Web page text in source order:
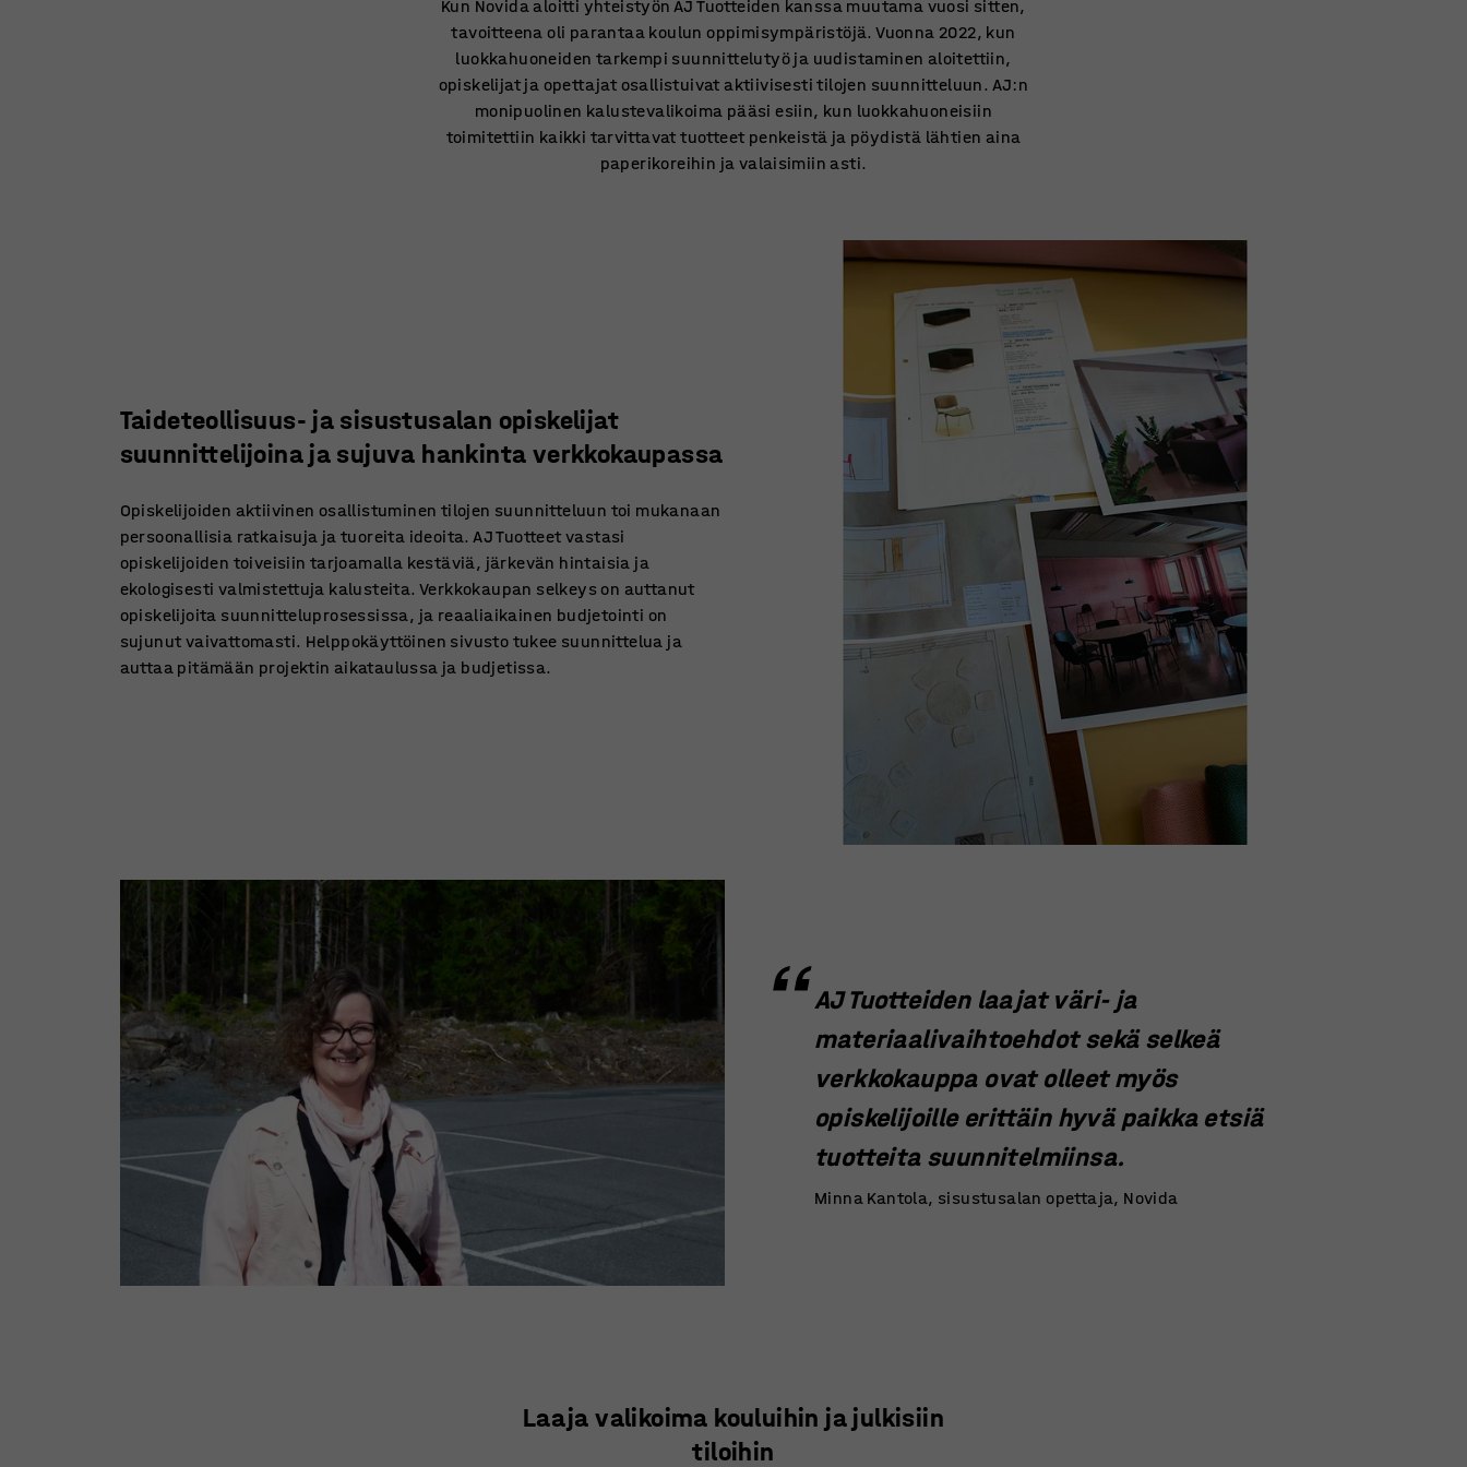
Kun Novida aloitti yhteistyön AJ Tuotteiden kanssa muutama vuosi sitten,
tavoitteena oli parantaa koulun oppimisympäristöjä. Vuonna 2022, kun
luokkahuoneiden tarkempi suunnittelutyö ja uudistaminen aloitettiin,
opiskelijat ja opettajat osallistuivat aktiivisesti tilojen suunnitteluun. AJ:n
monipuolinen kalustevalikoima pääsi esiin, kun luokkahuoneisiin
toimitettiin kaikki tarvittavat tuotteet penkeistä ja pöydistä lähtien aina
paperikoreihin ja valaisimiin asti.
Taideteollisuus- ja sisustusalan opiskelijat
suunnittelijoina ja sujuva hankinta verkkokaupassa
Opiskelijoiden aktiivinen osallistuminen tilojen suunnitteluun toi mukanaan
persoonallisia ratkaisuja ja tuoreita ideoita. AJ Tuotteet vastasi
opiskelijoiden toiveisiin tarjoamalla kestäviä, järkevän hintaisia ja
ekologisesti valmistettuja kalusteita. Verkkokaupan selkeys on auttanut
opiskelijoita suunnitteluprosessissa, ja reaaliaikainen budjetointi on
sujunut vaivattomasti. Helppokäyttöinen sivusto tukee suunnittelua ja
auttaa pitämään projektin aikataulussa ja budjetissa.
AJ Tuotteiden laajat väri- ja
materiaalivaihtoehdot sekä selkeä
verkkokauppa ovat olleet myös
opiskelijoille erittäin hyvä paikka etsiä
tuotteita suunnitelmiinsa.
Minna Kantola, sisustusalan opettaja, Novida
Laaja valikoima kouluihin ja julkisiin
tiloihin